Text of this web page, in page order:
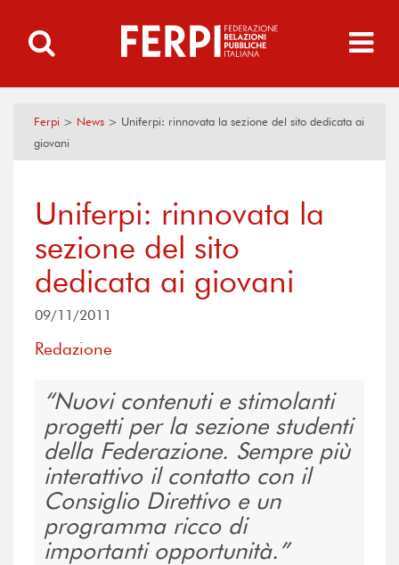
Ferpi > News > Uniferpi: rinnovata la sezione del sito dedicata ai
giovani
Uniferpi: rinnovata la
sezione del sito
dedicata ai giovani
09/11/2011
Redazione
Nuovi contenuti e stimolanti
progetti per la sezione studenti
della Federazione. Sempre più
interattivo il contatto con il
Consiglio Direttivo e un
programma ricco di
importanti opportunità.